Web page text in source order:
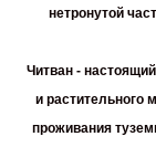
нетронутой
Читван -
и растительного
проживания